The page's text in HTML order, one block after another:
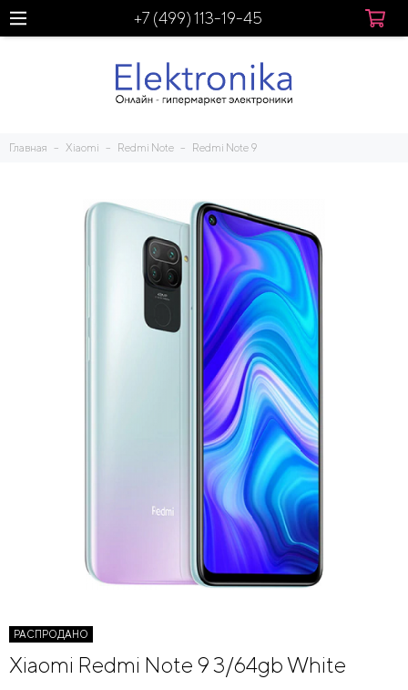
+7 (499) 113-19-45
Главная Xiaomi Redmi Note Redmi Note 9
РАСПРОДАНО
Xiaomi Redmi Note 9 3/64gb White